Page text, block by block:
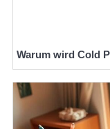
Warum wird Cold